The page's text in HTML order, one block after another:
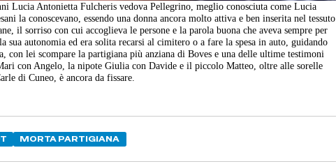
Lucia Antonietta Fulcheris vedova Pellegrino, meglio conosciuta come Lucia
la conoscevano, essendo una donna ancora molto attiva e ben inserita nel tessuto
il sorriso con cui accoglieva le persone e la parola buona che aveva sempre per
autonomia ed era solita recarsi al cimitero o a fare la spesa in auto, guidando
con lei scompare la partigiana più anziana di Boves e una delle ultime testimoni
con Angelo, la nipote Giulia con Davide e il piccolo Matteo, oltre alle sorelle
di Cuneo, è ancora da fissare.
MORTA PARTIGIANA